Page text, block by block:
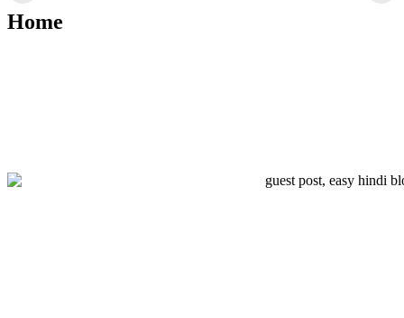
2024 के लिए सीखनी
चाहिए
Home